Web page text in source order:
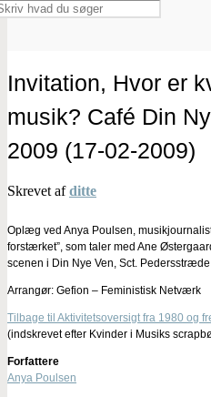
Invitation, Hvor er
musik? Café Din
2009 (17-02-2009)
Skrevet afditte
Oplæg ved Anya Poulsen,
forstærket”, som taler med Ane
scenen i Din Nye Ven, Sct.
Arrangør: Gefion – Feministisk Netværk
Tilbage til Aktivitetsoversigt fra 1980 og
(indskrevet efter Kvinder i Musiks
Forfattere
Anya Poulsen